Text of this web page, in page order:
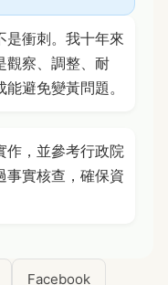
是衝刺。我十年來
觀察、調整、耐
避免變黃問題。
作，並參考行政院
事實核查，確保資
Facebook